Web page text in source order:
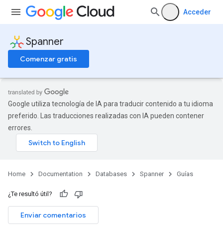
Acceder
Spanner
Comenzar gratis
Google utiliza tecnología de IA para traducir contenido a tu idioma
preferido. Las traducciones realizadas con IA pueden contener
errores.
Home Documentation Databases Spanner Guías
¿Te resultó útil?
Enviar comentarios